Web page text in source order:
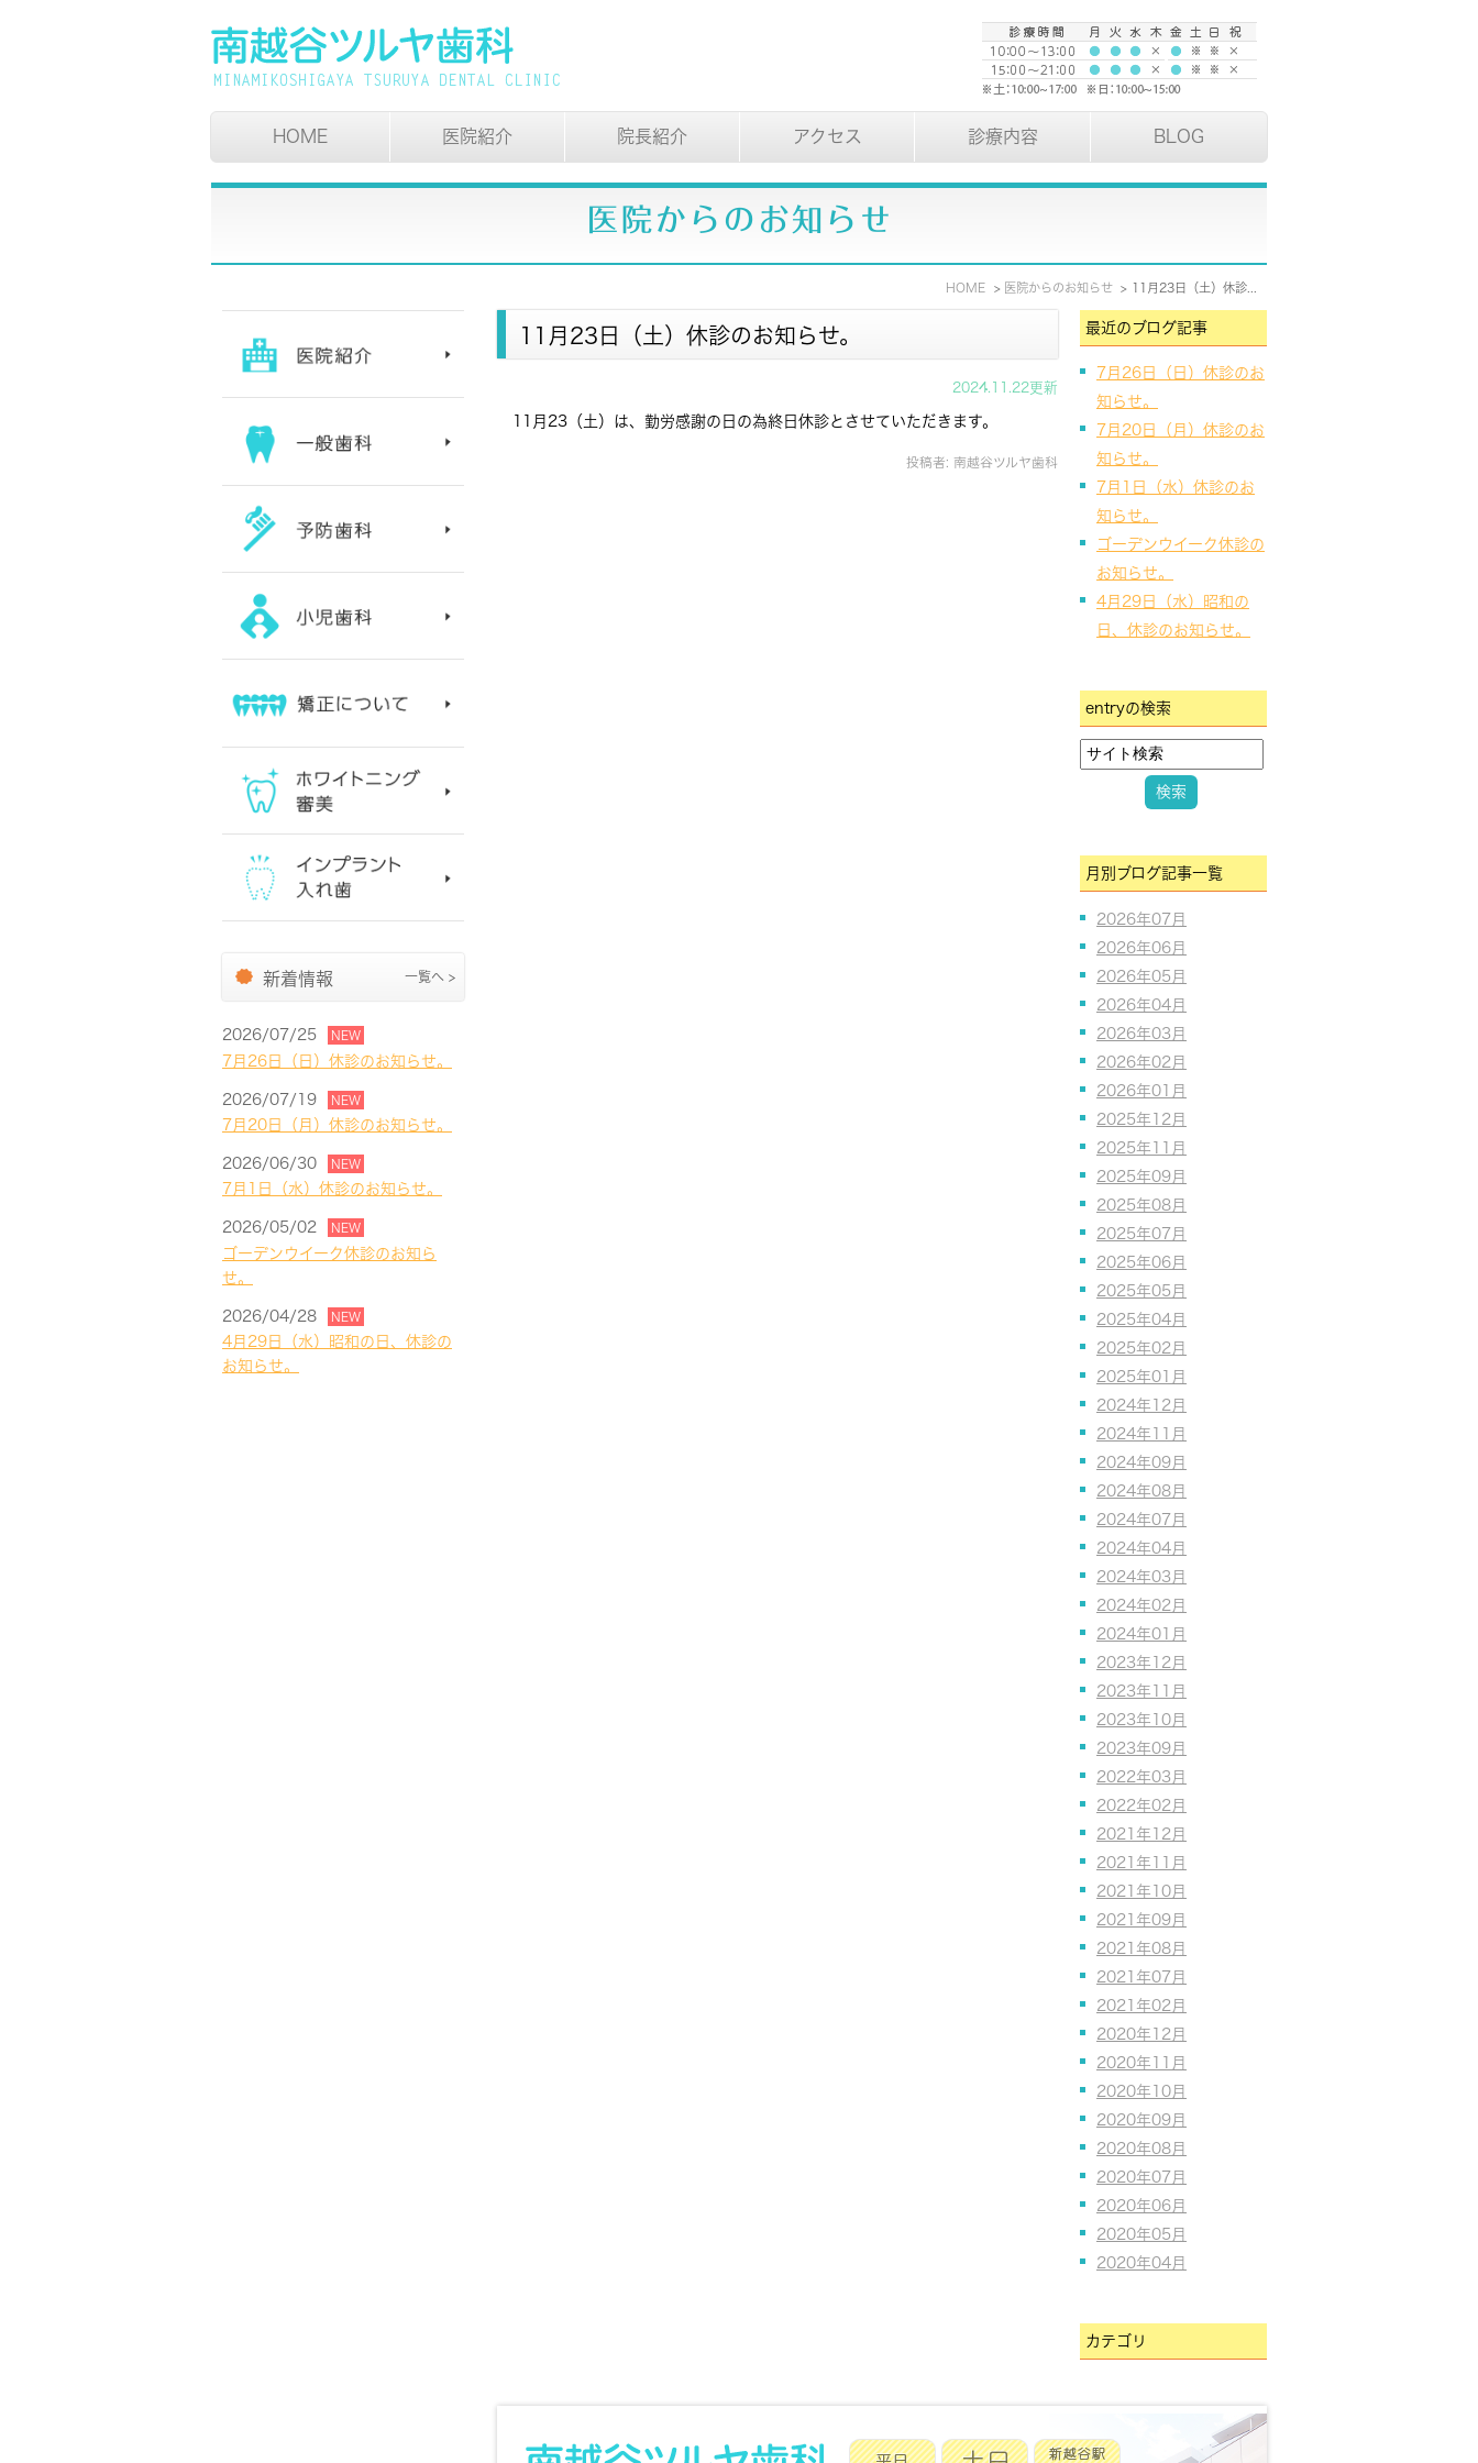
HOME 医院紹介 院長紹介 アクセス 診療内容 BLOG
医院からのお知らせ
HOME 医院からのお知らせ 11月23日（土）休診のお知らせ。
11月23日（土）休診のお知らせ。
2024.11.22更新
11月23（土）は、勤労感謝の日の為終日休診とさせていただきます。
投稿者: 南越谷ツルヤ歯科
最近のブログ記事
7月26日（日）休診のお
知らせ。
7月20日（月）休診のお
知らせ。
7月1日（水）休診のお
知らせ。
ゴーデンウイーク休診の
お知らせ。
4月29日（水）昭和の
日、休診のお知らせ。
entryの検索
月別ブログ記事一覧
2026年07月
2026年06月
2026年05月
2026年04月
2026年03月
2026年02月
2026年01月
2025年12月
2025年11月
2025年09月
2025年08月
2025年07月
2025年06月
2025年05月
2025年04月
2025年02月
2025年01月
2024年12月
2024年11月
2024年09月
2024年08月
2024年07月
2024年04月
2024年03月
2024年02月
2024年01月
2023年12月
2023年11月
2023年10月
2023年09月
2022年03月
2022年02月
2021年12月
2021年11月
2021年10月
2021年09月
2021年08月
2021年07月
2021年02月
2020年12月
2020年11月
2020年10月
2020年09月
2020年08月
2020年07月
2020年06月
2020年05月
2020年04月
カテゴリ
新着情報 一覧へ >
2026/07/25 NEW
7月26日（日）休診のお知らせ。
2026/07/19 NEW
7月20日（月）休診のお知らせ。
2026/06/30 NEW
7月1日（水）休診のお知らせ。
2026/05/02 NEW
ゴーデンウイーク休診のお知ら
せ。
2026/04/28 NEW
4月29日（水）昭和の日、休診の
お知らせ。